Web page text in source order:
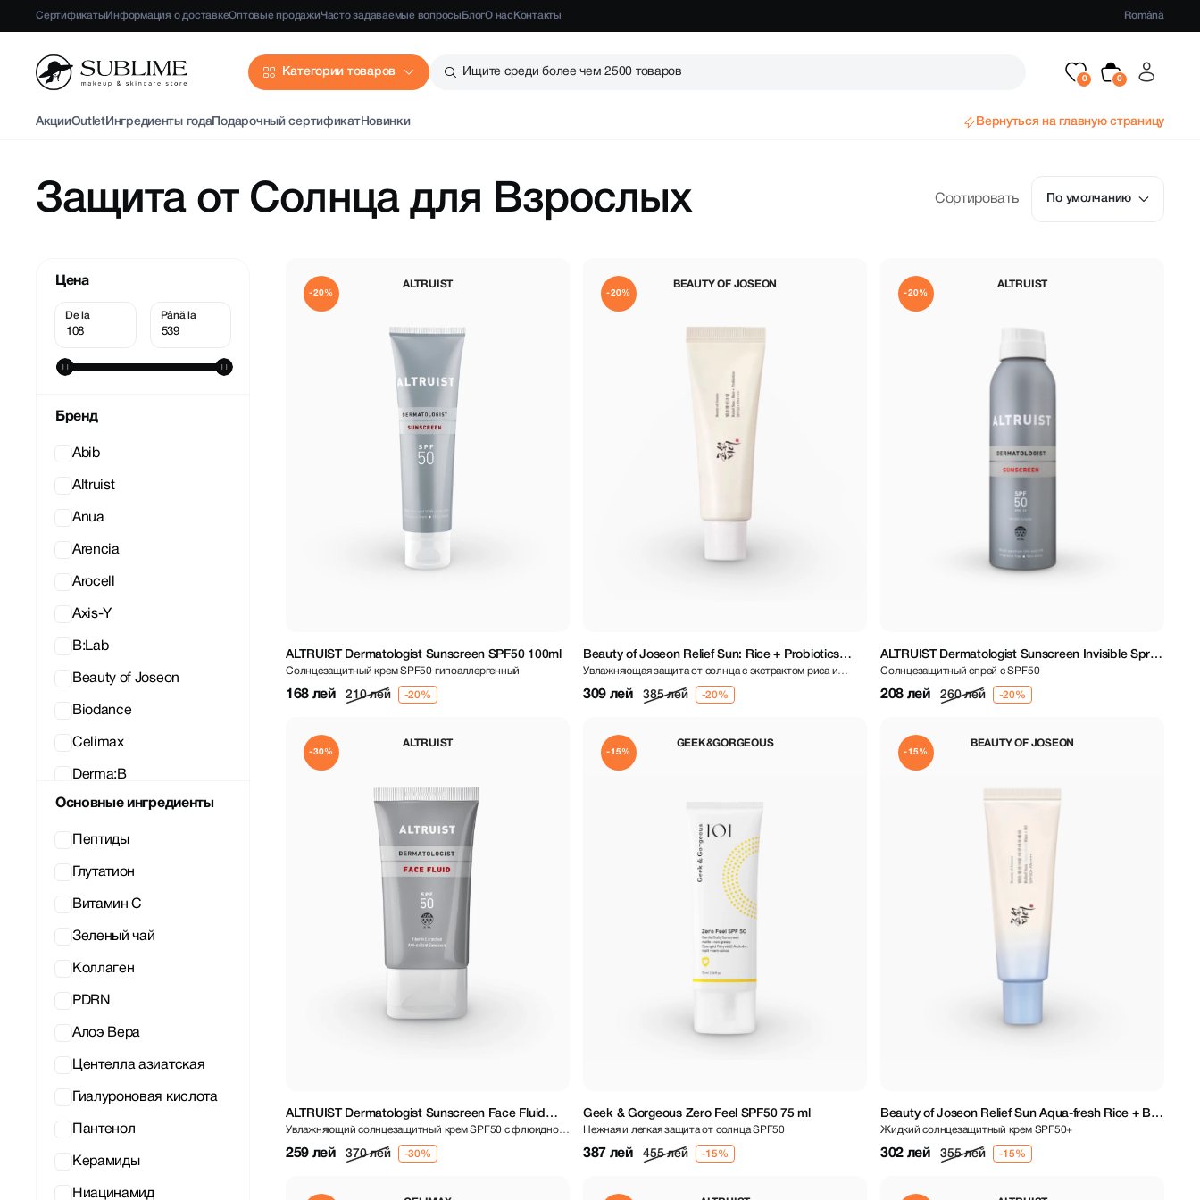
СертификатыИнформация о доставкеОптовые продажиЧасто задаваемые вопросы БлогО нас Контакты Română
Категории товаров Ищите среди более чем 2500 товаров
АкцииOutletИнгредиенты годаПодарочный сертификатНовинки Вернуться на главную страницу
Защита от Солнца для Взрослых Сортировать По умолчанию
Цена
Бренд
Abib
Altruist
Anua
Arencia
Arocell
Axis-Y
B:Lab
Beauty of Joseon
Biodance
Celimax
Derma:B
Dr.Althea
ELROEL
Geek&Gorgeous
Haruharu Wonder
JMsolution
Jvone Milano
Medicube
Numbuzin
Purito
Round Lab
SHAISHAISHAI
Sungboon Editor
Synergy THERM
Основные ингредиенты
Пептиды
Глутатион
Витамин С
Зеленый чай
Коллаген
PDRN
Алоэ Вера
Центелла азиатская
Гиалуроновая кислота
Пантенол
Керамиды
Ниацинамид
ALTRUIST
-20%
ALTRUIST Dermatologist Sunscreen SPF50 100ml
Солнцезащитный крем SPF50 гипоаллергенный
168 лей 210 лей
BEAUTY OF JOSEON
-20%
Beauty of Joseon Relief Sun: Rice + Probiotics
SPF50+ PA++++ 50 ml
Увлажняющая защита от солнца с экстрактом риса и
309 лей 385 лей
ALTRUIST
-20%
ALTRUIST Dermatologist Sunscreen Invisible Spray
SPF50 200 ml
Солнцезащитный спрей с SPF50
208 лей 260 лей
ALTRUIST
-30%
ALTRUIST Dermatologist Sunscreen Face Fluid
SPF50, 50ml
Увлажняющий солнцезащитный крем SPF50 с флюидной
259 лей 370 лей
GEEK&GORGEOUS
-15%
Geek & Gorgeous Zero Feel SPF50 75 ml
Нежная и легкая защита от солнца SPF50
387 лей 455 лей
BEAUTY OF JOSEON
-15%
Beauty of Joseon Relief Sun Aqua-fresh Rice + B5
SPF50+ PA++++ 50 ml
Жидкий солнцезащитный крем SPF50+
302 лей 355 лей